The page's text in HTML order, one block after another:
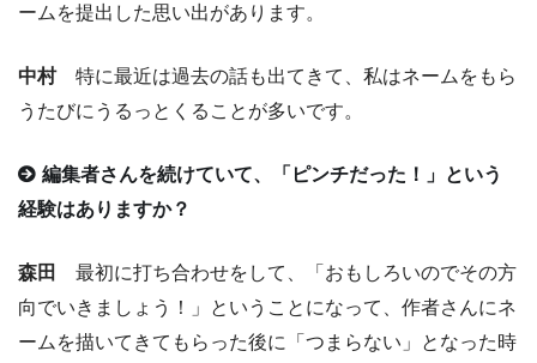
ームを提出した思い出があります。
中村特に最近は過去の話も出てきて、私はネームをもら
うたびにうるっとくることが多いです。
編集者さんを続けていて、「ピンチだった！」という
経験はありますか？
森田
最初に打ち合わせをして、「おもしろいのでその方
向でいきましょう！」ということになって、作者さんにネ
ームを描いてきてもらった後に「つまらない」となった時